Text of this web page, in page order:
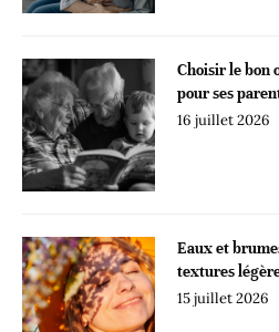
Choisir le bon
pour ses
16 juillet 2026
Eaux et
textures
15 juillet 2026